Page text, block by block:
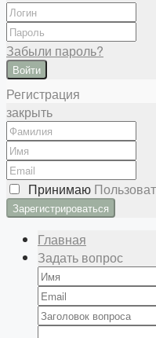
Забыли пароль?
Войти
Регистрация
закрыть
Принимаю
Главная
Задать вопрос